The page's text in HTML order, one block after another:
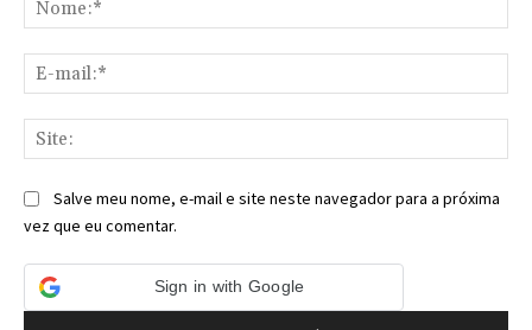
Salve meu nome, e-mail e site neste navegador para a próxima
vez que eu comentar.
Sign in with Google